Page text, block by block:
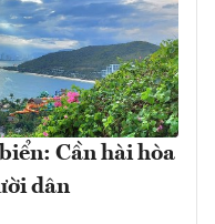
Cần hài hòa
dân